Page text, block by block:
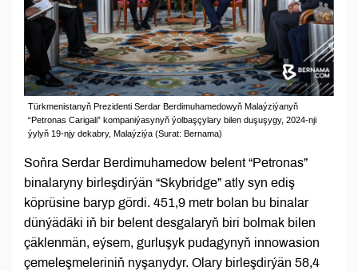
Türkmenistanyň Prezidenti Serdar Berdimuhamedowyň Malaýziýanyň
“Petronas Carigali” kompaniýasynyň ýolbaşçylary bilen duşuşygy, 2024-nji
ýylyň 19-njy dekabry, Malaýziýa (Surat: Bernama)
Soňra Serdar Berdimuhamedow belent “Petronas”
binalaryny birleşdirýän “Skybridge” atly syn ediş
köprüsine baryp gördi. 451,9 metr bolan bu binalar
dünýädäki iň bir belent desgalaryň biri bolmak bilen
çäklenmän, eýsem, gurluşyk pudagynyň innowasion
çemeleşmeleriniň nyşanydyr. Olary birleşdirýän 58,4